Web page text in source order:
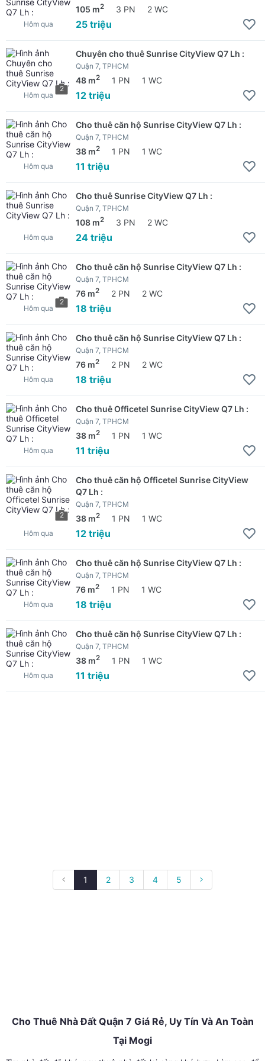
105 m2 3 PN 2 WC
25 triệu
Hôm qua
2
Chuyên cho thuê Sunrise CityView Q7 Lh :
Quận 7, TPHCM
48 m2 1 PN 1 WC
12 triệu
Hôm qua
Cho thuê căn hộ Sunrise CityView Q7 Lh :
Quận 7, TPHCM
38 m2 1 PN 1 WC
11 triệu
Hôm qua
Cho thuê Sunrise CityView Q7 Lh :
Quận 7, TPHCM
108 m2 3 PN 2 WC
24 triệu
Hôm qua
2
Cho thuê căn hộ Sunrise CityView Q7 Lh :
Quận 7, TPHCM
76 m2 2 PN 2 WC
18 triệu
Hôm qua
Cho thuê căn hộ Sunrise CityView Q7 Lh :
Quận 7, TPHCM
76 m2 2 PN 2 WC
18 triệu
Hôm qua
Cho thuê Officetel Sunrise CityView Q7 Lh :
Quận 7, TPHCM
38 m2 1 PN 1 WC
11 triệu
Hôm qua
2
Cho thuê căn hộ Officetel Sunrise CityView
Q7 Lh :
Quận 7, TPHCM
38 m2 1 PN 1 WC
12 triệu
Hôm qua
Cho thuê căn hộ Sunrise CityView Q7 Lh :
Quận 7, TPHCM
76 m2 1 PN 1 WC
18 triệu
Hôm qua
Cho thuê căn hộ Sunrise CityView Q7 Lh :
Quận 7, TPHCM
38 m2 1 PN 1 WC
11 triệu
Hôm qua
1 2 3 4 5
Cho Thuê Nhà Đất Quận 7 Giá Rẻ, Uy Tín Và An Toàn
Tại Mogi